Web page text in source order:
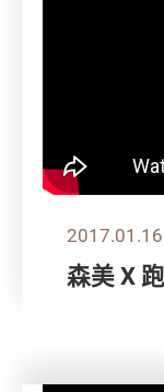
2017.01.16
森美 X